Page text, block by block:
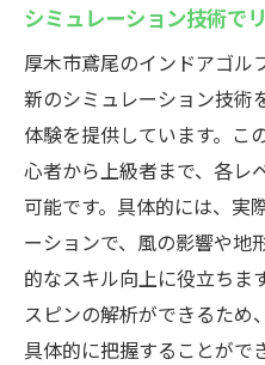
必要な時にすぐ
予約不要でいつ
自分だけのゴル
厚木市鳶尾のシミュ
にスキルアップ
シミュレーショ
スイングとショ
個々のニーズに応
定期的な練習で
シミュレーション技術で
厚木市鳶尾のインドアゴル
新のシミュレーション技術
体験を提供しています。こ
心者から上級者まで、各レ
可能です。具体的には、実
ーションで、風の影響や地
的なスキル向上に役立ちま
スピンの解析ができるため
具体的に把握することがで